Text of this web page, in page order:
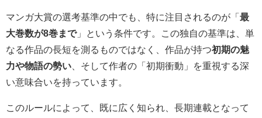
マンガ大賞の選考基準の中でも、特に注目されるのが「 最
大巻数が8巻まで」という条件です。この独自の基準は、単
なる作品の長短を測るものではなく、作品が持つ初期の魅
力や物語の勢い 、そして作者の「初期衝動」を重視する深
い意味合いを持っています。
このルールによって、既に広く知られ、長期連載となって